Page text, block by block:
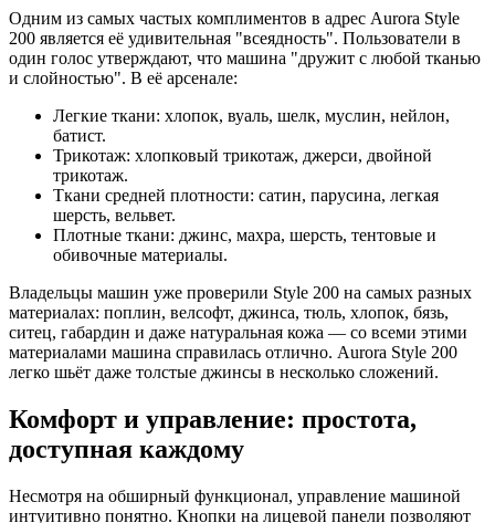
Одним из самых частых комплиментов в адрес Aurora Style
200 является её удивительная "всеядность". Пользователи в
один голос утверждают, что машина "дружит с любой тканью
и слойностью". В её арсенале:
Легкие ткани: хлопок, вуаль, шелк, муслин, нейлон,
батист.
Трикотаж: хлопковый трикотаж, джерси, двойной
трикотаж.
Ткани средней плотности: сатин, парусина, легкая
шерсть, вельвет.
Плотные ткани: джинс, махра, шерсть, тентовые и
обивочные материалы.
Владельцы машин уже проверили Style 200 на самых разных
материалах: поплин, велсофт, джинса, тюль, хлопок, бязь,
ситец, габардин и даже натуральная кожа — со всеми этими
материалами машина справилась отлично. Aurora Style 200
легко шьёт даже толстые джинсы в несколько сложений.
Комфорт и управление: простота,
доступная каждому
Несмотря на обширный функционал, управление машиной
интуитивно понятно. Кнопки на лицевой панели позволяют